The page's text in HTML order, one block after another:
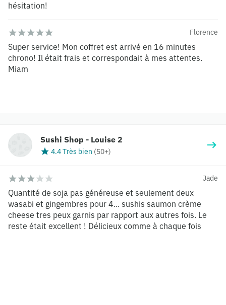
hésitation!
Florence
Super service! Mon coffret est arrivé en 16 minutes
chrono! Il était frais et correspondait à mes attentes.
Miam
Sushi Shop - Louise 2
4.4 Très bien (50+)
Jade
Quantité de soja pas généreuse et seulement deux
wasabi et gingembres pour 4... sushis saumon crème
cheese tres peux garnis par rapport aux autres fois. Le
reste était excellent ! Délicieux comme à chaque fois